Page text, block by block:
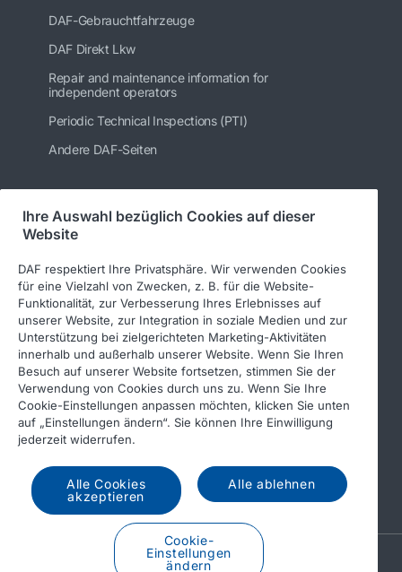
DAF-Gebrauchtfahrzeuge
DAF Direkt Lkw
Repair and maintenance information for
independent operators
Periodic Technical Inspections (PTI)
Andere DAF-Seiten
Folgen Sie uns
© 2026 DAF
Rechtlicher Hinweis
Datenschutzerklärung
DAF und Cookies
Income Tax Report
A PACCAR COMPANY
Ihre Auswahl bezüglich Cookies auf dieser
Website
DAF respektiert Ihre Privatsphäre. Wir verwenden Cookies
für eine Vielzahl von Zwecken, z. B. für die Website-
Funktionalität, zur Verbesserung Ihres Erlebnisses auf
unserer Website, zur Integration in soziale Medien und zur
Unterstützung bei zielgerichteten Marketing-Aktivitäten
innerhalb und außerhalb unserer Website. Wenn Sie Ihren
Besuch auf unserer Website fortsetzen, stimmen Sie der
Verwendung von Cookies durch uns zu. Wenn Sie Ihre
Cookie-Einstellungen anpassen möchten, klicken Sie unten
auf „Einstellungen ändern“. Sie können Ihre Einwilligung
jederzeit widerrufen.
Alle Cookies
akzeptieren
Alle ablehnen
Cookie-
Einstellungen
ändern